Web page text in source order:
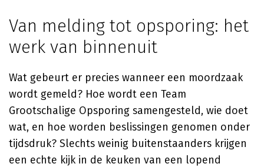
Van melding tot opsporing: het
werk van binnenuit
Wat gebeurt er precies wanneer een moordzaak
wordt gemeld? Hoe wordt een Team
Grootschalige Opsporing samengesteld, wie doet
wat, en hoe worden beslissingen genomen onder
tijdsdruk? Slechts weinig buitenstaanders krijgen
een echte kijk in de keuken van een lopend